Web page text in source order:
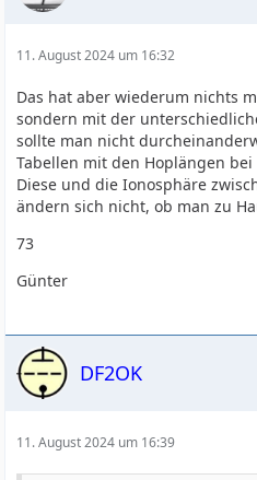
11. August 2024 um 16:32
Das hat aber wiederum nichts
sondern mit der
sollte man nicht
Tabellen mit den Hoplängen
Diese und die Ionosphäre
ändern sich nicht, ob man zu
73
Günter
DF2OK
11. August 2024 um 16:39